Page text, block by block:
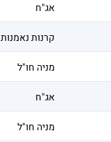
אג"ח
קרנות נאמנות
מניה חו"ל
אג"ח
מניה חו"ל